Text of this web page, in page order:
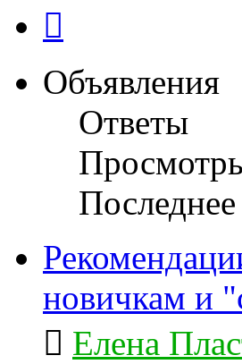
Объявления
Ответы
новичкам и
Елена